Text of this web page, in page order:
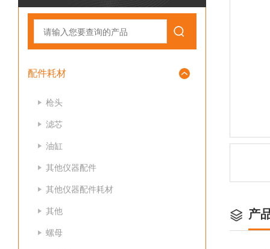
配件耗材
枪头
滤芯
油缸
其他仪器配件
其他仪器配件耗材
其他
螺母
产